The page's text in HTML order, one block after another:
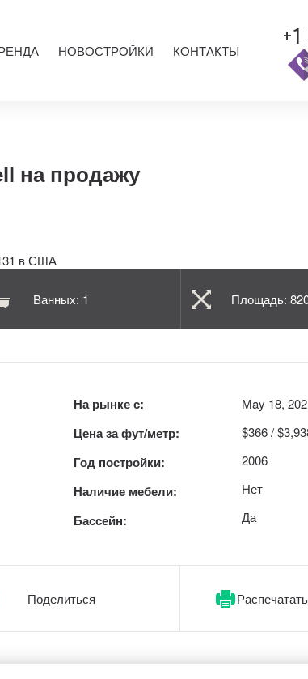
НОВОСТРОЙКИ КОНТАКТЫ
на продажу
Ванных: 1 Площадь:
На рынке с:
Цена за фут/метр:
Год постройки:
Наличие мебели:
Бассейн:
May 18,
$366 /
2006
Нет
Да
Поделиться